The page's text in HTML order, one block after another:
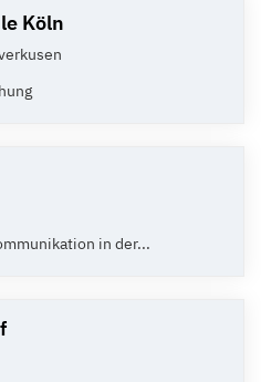
Köln
in der...